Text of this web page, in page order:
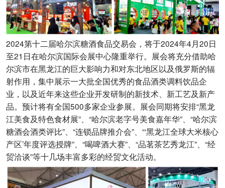
2024第十二届哈尔滨糖酒食品交易会，将于2024年4月20日
至21日在哈尔滨国际会展中心隆重举行。展会将充分借助哈
尔滨市在黑龙江的巨大影响力和对东北地区以及俄罗斯的辐
射作用，集中展示一大批全国优秀的食品酒类调料饮品企
业，以及近年来这些企业开发研制的新技术、新工艺及新产
品。预计将有全国500多家企业参展。展会同期将安排“黑龙
江美食及特色食材展”、“哈尔滨老字号美食嘉年华”、“哈尔滨
糖酒会酒类评比”、“连锁品牌推介会”、“‘黑龙江全球大米核心
产区’年度评选授牌”、“喝啤酒大赛”、“品茗茶艺秀龙江”、“经
贸洽谈”等十几场丰富多彩的经贸文化活动。